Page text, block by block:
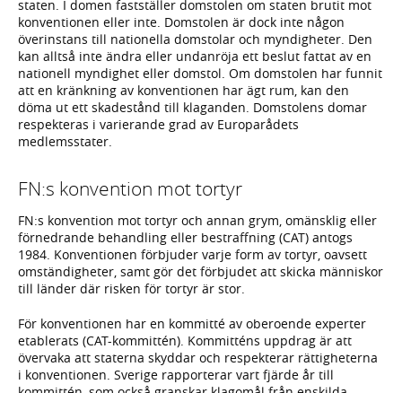
staten. I domen fastställer domstolen om staten brutit mot
konventionen eller inte. Domstolen är dock inte någon
överinstans till nationella domstolar och myndigheter. Den
kan alltså inte ändra eller undanröja ett beslut fattat av en
nationell myndighet eller domstol. Om domstolen har funnit
att en kränkning av konventionen har ägt rum, kan den
döma ut ett skadestånd till klaganden. Domstolens domar
respekteras i varierande grad av Europarådets
medlemsstater.
FN:s konvention mot tortyr
FN:s konvention mot tortyr och annan grym, omänsklig eller
förnedrande behandling eller bestraffning (CAT) antogs
1984. Konventionen förbjuder varje form av tortyr, oavsett
omständigheter, samt gör det förbjudet att skicka människor
till länder där risken för tortyr är stor.
För konventionen har en kommitté av oberoende experter
etablerats (CAT-kommittén). Kommitténs uppdrag är att
övervaka att staterna skyddar och respekterar rättigheterna
i konventionen. Sverige rapporterar vart fjärde år till